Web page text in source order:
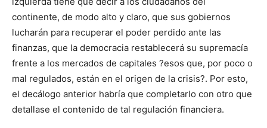
continente, de modo alto y claro, que sus gobiernos
lucharán para recuperar el poder perdido ante las
finanzas, que la democracia restablecerá su supremacía
frente a los mercados de capitales ?esos que, por poco o
mal regulados, están en el origen de la crisis?. Por esto,
el decálogo anterior habría que completarlo con otro que
detallase el contenido de tal regulación financiera.